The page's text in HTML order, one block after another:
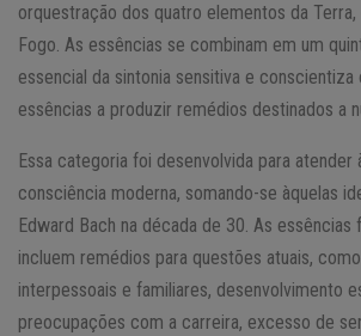
orquestração dos quatro elementos da Terra,
Fogo. As essências se combinam em um
essencial da sintonia sensitiva e conscientiza
essências a produzir remédios destinados a
Essa categoria foi desenvolvida para atender
consciência moderna, somando-se àquelas
Edward Bach na década de 30. As essências
incluem remédios para questões atuais,
interpessoais e familiares, desenvolvimento
preocupações com a carreira, excesso de